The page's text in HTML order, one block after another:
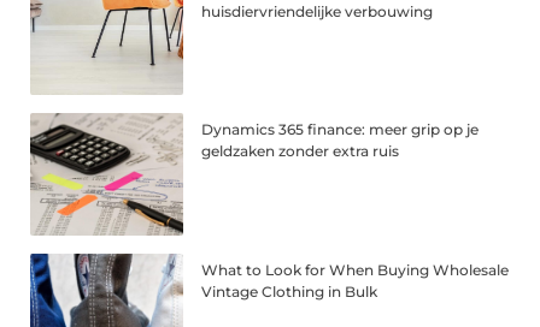
huisdiervriendelijke verbouwing
Dynamics 365 finance: meer grip op je
geldzaken zonder extra ruis
What to Look for When Buying Wholesale
Vintage Clothing in Bulk